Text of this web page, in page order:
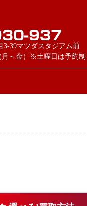
3-39マツダスタジアム前
月～金）※土曜日は予約制